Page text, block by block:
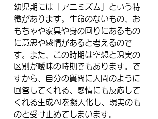
幼児期には「アニミズム」という特
徴があります。生命のないもの、お
もちゃや家具や身の回りにあるもの
に意思や感情があると考えるので
す。また、この時期は空想と現実の
区別が曖昧の時期でもあります。で
すから、自分の質問に人間のように
回答してくれる、感情にも反応して
くれる生成AIを擬人化し、現実のも
のと受け止めてしまいます。